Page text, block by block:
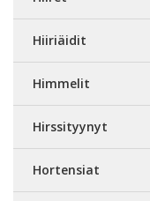
Hiiriäidit
Himmelit
Hirssityynyt
Hortensiat